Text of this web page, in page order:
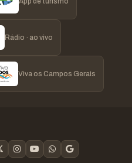
Rádio · ao vivo
Viva os Campos Gerais